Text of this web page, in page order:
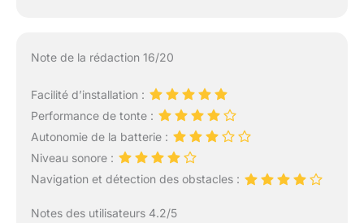
Note de la rédaction 16/20
Facilité d’installation :
Performance de tonte :
Autonomie de la batterie :
Niveau sonore :
Navigation et détection des obstacles :
Notes des utilisateurs 4.2/5